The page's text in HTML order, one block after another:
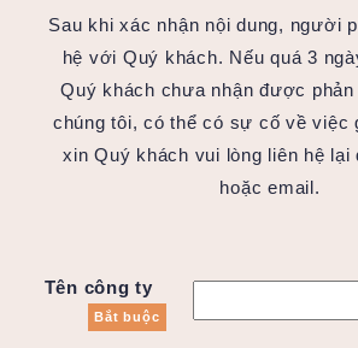
Sau khi xác nhận nội dung, người
hệ với Quý khách. Nếu quá 3
Quý khách chưa nhận được
chúng tôi, có thể có sự cố về việc
xin Quý khách vui lòng liên hệ lại
hoặc email.
Tên công ty
Bắt buộc